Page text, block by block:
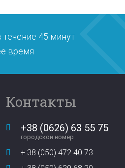
45 минут
время
Контакты
+38 (0626) 63 55 75
городской номер
+ 38 (050) 472 40 73